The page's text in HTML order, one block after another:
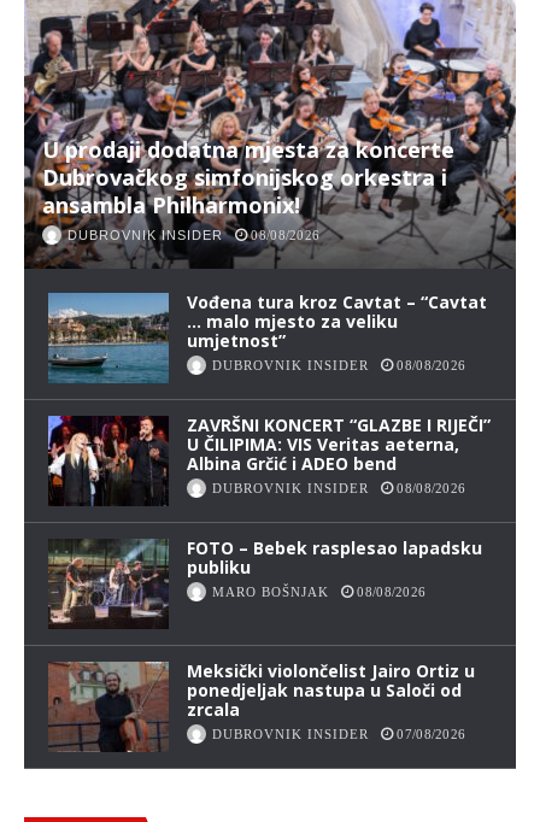
U prodaji dodatna mjesta za koncerte
Dubrovačkog simfonijskog orkestra i
ansambla Philharmonix!
DUBROVNIK INSIDER 08/08/2026
Vođena tura kroz Cavtat – “Cavtat
… malo mjesto za veliku
umjetnost”
DUBROVNIK INSIDER 08/08/2026
ZAVRŠNI KONCERT “GLAZBE I RIJEČI”
U ČILIPIMA: VIS Veritas aeterna,
Albina Grčić i ADEO bend
DUBROVNIK INSIDER 08/08/2026
FOTO – Bebek rasplesao lapadsku
publiku
MARO BOŠNJAK 08/08/2026
Meksički violončelist Jairo Ortiz u
ponedjeljak nastupa u Saloči od
zrcala
DUBROVNIK INSIDER 07/08/2026